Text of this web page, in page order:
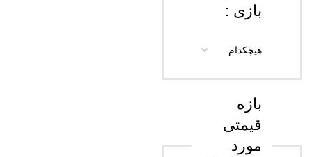
بازی :
بازه
قیمتی
مورد